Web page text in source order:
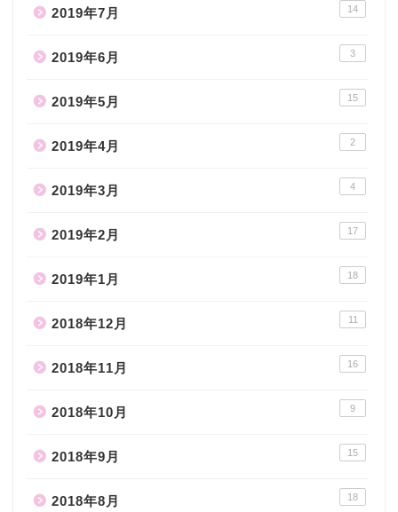
2019年7月 14
2019年6月 3
2019年5月 15
2019年4月 2
2019年3月 4
2019年2月 17
2019年1月 18
2018年12月 11
2018年11月 16
2018年10月 9
2018年9月 15
2018年8月 18